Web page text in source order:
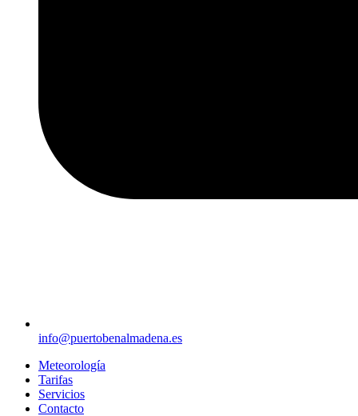
info@puertobenalmadena.es
Meteorología
Tarifas
Servicios
Contacto